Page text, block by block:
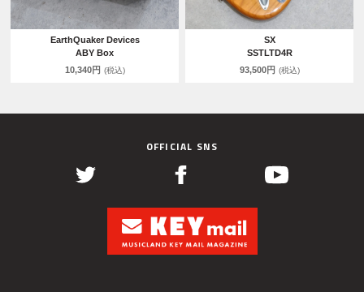
EarthQuaker Devices
ABY Box
10,340円 (税込)
SX
SSTLTD4R
93,500円 (税込)
OFFICIAL SNS